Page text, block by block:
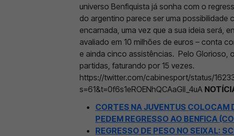
universo Benfiquista já sonha com o
do argentino parece ser uma possibilidade
encarnada, uma vez que a sua ideia será,
avaliado em 10 milhões de euros – conta
e ainda cinco assistências. Pelo Glorioso,
partidas, faturando por 15 vezes.
https://twitter.com/cabinesport/status/
s=61&t=0f6s1eROENhQCAaGll_4uA
CORTES NA JUVENTUS COLOCAM
PEDEM REGRESSO AO BENFICA
REGRESSO DE PESO NO SEIXAL: